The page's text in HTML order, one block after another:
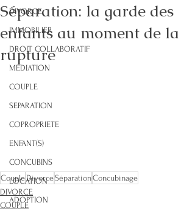
DIVORCE
IMMOBILIER
DROIT COLLABORATIF
MEDIATION
COUPLE
SEPARATION
COPROPRIETE
ENFANT(S)
CONCUBINS
LOCATION
ADOPTION
Séparation: la garde des
enfants au moment de la
rupture
CoupleDivorceSéparationConcubinage
DIVORCE
COUPLE